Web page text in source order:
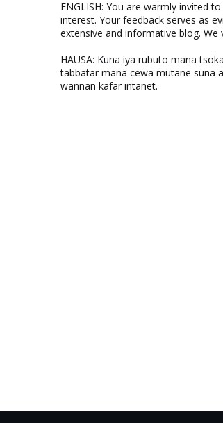
ENGLISH: You are warmly invited
interest. Your feedback serves as
extensive and informative blog.
HAUSA: Kuna iya rubuto mana
tabbatar mana cewa mutane suna
wannan kafar intanet.